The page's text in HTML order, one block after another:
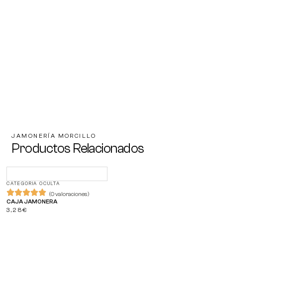
JAMONERÍA MORCILLO
Productos Relacionados
CATEGORIA OCULTA
(0 valoraciones)
CAJA JAMONERA
3,28€